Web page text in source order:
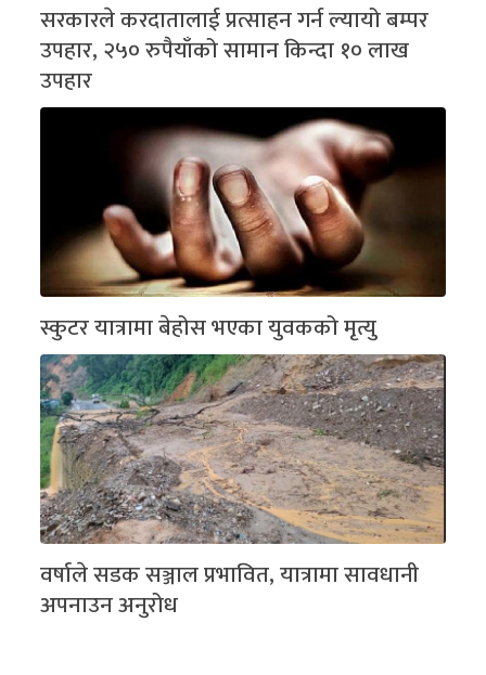
सरकारले करदातालाई प्रत्साहन गर्न ल्यायो बम्पर
उपहार, २५० रुपैयाँको सामान किन्दा १० लाख
उपहार
स्कुटर यात्रामा बेहोस भएका युवकको मृत्यु
वर्षाले सडक सञ्जाल प्रभावित, यात्रामा सावधानी
अपनाउन अनुरोध